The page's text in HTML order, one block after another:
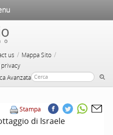
us / Mappa Sito /
Avanzata
Stampa
di Israele